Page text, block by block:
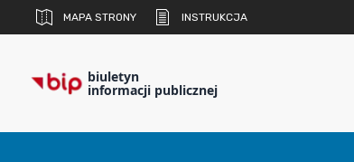
MAPA STRONY INSTRUKCJA
biuletyn
informacji publicznej